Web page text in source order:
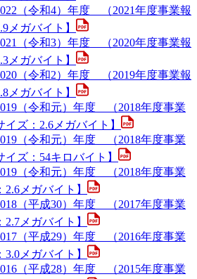
（令和4）年度 （2021年度事業報
メガバイト】
（令和3）年度 （2020年度事業報
メガバイト】
（令和2）年度 （2019年度事業報
メガバイト】
（令和元）年度 （2018年度事業
ズ：2.6メガバイト】
（令和元）年度 （2018年度事業
ズ：54キロバイト】
（令和元）年度 （2018年度事業
メガバイト】
（平成30）年度 （2017年度事業
メガバイト】
（平成29）年度 （2016年度事業
メガバイト】
（平成28）年度 （2015年度事業